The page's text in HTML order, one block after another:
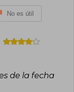
No es útil
de la fecha